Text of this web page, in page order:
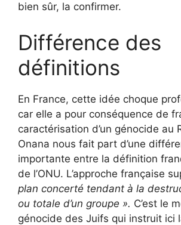
bien sûr, la confirmer.
Différence des
définitions
En France, cette idée choque
car elle a pour conséquence de
caractérisation d’un génocide au
Onana nous fait part d’une
importante entre la définition
de l’ONU. L’approche française
plan concerté tendant à la
ou totale d’un groupe ». C’est le
génocide des Juifs qui instruit ici